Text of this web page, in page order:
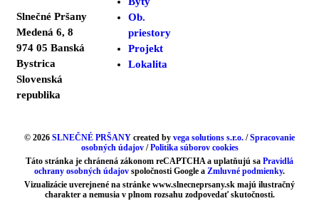
Slnečné Pršany
Medená 6, 8
974 05 Banská
Bystrica
Slovenská
republika
Ob.
priestory
Projekt
Lokalita
© 2026 SLNEČNÉ PRŠANY created by vega solutions s.r.o. /Spracovanie
osobných údajov/Politika súborov cookies
Táto stránka je chránená zákonom reCAPTCHA a uplatňujú sa Pravidlá
ochrany osobných údajov spoločnosti Google a Zmluvné podmienky.
Vizualizácie uverejnené na stránke www.slnecneprsany.sk majú ilustračný
charakter a nemusia v plnom rozsahu zodpovedať skutočnosti.